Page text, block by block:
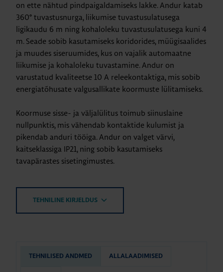
on ette nähtud pindpaigaldamiseks lakke. Andur katab
360° tuvastusnurga, liikumise tuvastusulatusega
ligikaudu 6 m ning kohaloleku tuvastusulatusega kuni 4
m. Seade sobib kasutamiseks koridorides, müügisaalides
ja muudes siseruumides, kus on vajalik automaatne
liikumise ja kohaloleku tuvastamine. Andur on
varustatud kvaliteetse 10 A releekontaktiga, mis sobib
energiatõhusate valgusallikate koormuste lülitamiseks.
Koormuse sisse- ja väljalülitus toimub siinuslaine
nullpunktis, mis vähendab kontaktide kulumist ja
pikendab anduri tööiga. Andur on valget värvi,
kaitseklassiga IP21, ning sobib kasutamiseks
tavapärastes sisetingimustes.
TEHNILINE KIRJELDUS
TEHNILISED ANDMED ALLALAADIMISED